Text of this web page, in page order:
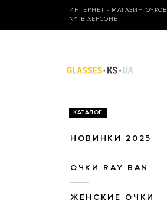
ИНТЕРНЕТ - МАГАЗИН ОЧКОВ
№1 В ХЕРСОНЕ
КАТАЛОГ
НОВИНКИ 2025
ОЧКИ RAY BAN
ЖЕНСКИЕ ОЧКИ